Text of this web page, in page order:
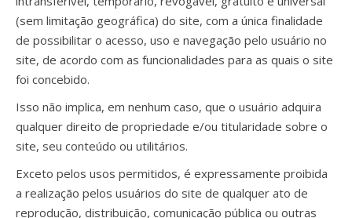
(sem limitação geográfica) do site, com a única finalidade
de possibilitar o acesso, uso e navegação pelo usuário no
site, de acordo com as funcionalidades para as quais o site
foi concebido.
Isso não implica, em nenhum caso, que o usuário adquira
qualquer direito de propriedade e/ou titularidade sobre o
site, seu conteúdo ou utilitários.
Exceto pelos usos permitidos, é expressamente proibida
a realização pelos usuários do site de qualquer ato de
reprodução, distribuição, comunicação pública ou outras